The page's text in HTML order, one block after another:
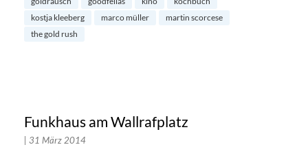
kostja kleeberg
marco müller
martin scorcese
the gold rush
Funkhaus am Wallrafplatz
| 31 März 2014